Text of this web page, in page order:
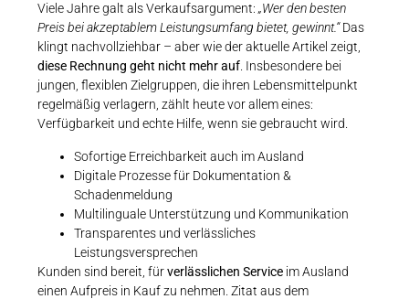
Viele Jahre galt als Verkaufsargument: „Wer den besten
Preis bei akzeptablem Leistungsumfang bietet, gewinnt.“Das
klingt nachvollziehbar – aber wie der aktuelle Artikel zeigt,
diese Rechnung geht nicht mehr auf. Insbesondere bei
jungen, flexiblen Zielgruppen, die ihren Lebensmittelpunkt
regelmäßig verlagern, zählt heute vor allem eines:
Verfügbarkeit und echte Hilfe, wenn sie gebraucht wird.
Sofortige Erreichbarkeit auch im Ausland
Digitale Prozesse für Dokumentation &
Schadenmeldung
Multilinguale Unterstützung und Kommunikation
Transparentes und verlässliches
Leistungsversprechen
Kunden sind bereit, fürverlässlichen Serviceim Ausland
einen Aufpreis in Kauf zu nehmen. Zitat aus dem